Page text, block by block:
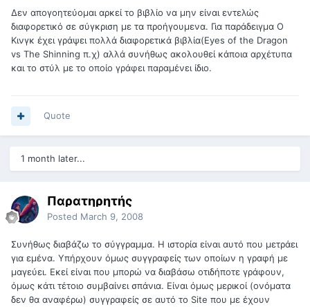
Δεν απογοητεύομαι αρκεί το βιβλίο να μην είναι εντελώς
διαφορετικό σε σύγκριση με τα προήγουμενα. Για παράδειγμα Ο
Κινγκ έχει γράψει πολλά διαφορετικά βιβλία(Eyes of the Dragon
vs The Shinning π.χ) αλλά συνήθως ακολουθεί κάποια αρχέτυπα
και το στύλ με το οποίο γράφει παραμένει ίδιο.
Quote
1 month later...
Παρατηρητής
Posted March 9, 2008
Συνήθως διαβάζω το σύγγραμμα. Η ιστορία είναι αυτό που μετράει
για εμένα. Υπήρχουν όμως συγγραφείς των οποίων η γραφή με
μαγεύει. Εκεί είναι που μπορώ να διαβάσω οτιδήποτε γράφουν,
όμως κάτι τέτοιο συμβαίνει σπάνια. Είναι όμως μερικοί (ονόματα
δεν θα αναφέρω) συγγραφείς σε αυτό το Site που με έχουν